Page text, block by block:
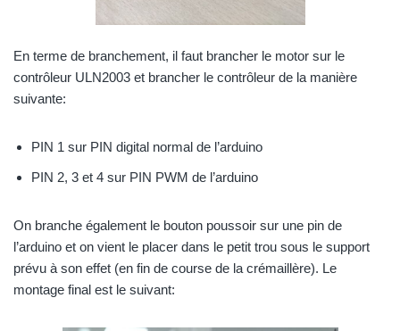
En terme de branchement, il faut brancher le motor sur le
contrôleur ULN2003 et brancher le contrôleur de la manière
suivante:
PIN 1 sur PIN digital normal de l’arduino
PIN 2, 3 et 4 sur PIN PWM de l’arduino
On branche également le bouton poussoir sur une pin de
l’arduino et on vient le placer dans le petit trou sous le support
prévu à son effet (en fin de course de la crémaillère). Le
montage final est le suivant: